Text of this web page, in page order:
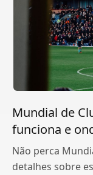
Mundial de
funciona e
Não perca
detalhes sobre